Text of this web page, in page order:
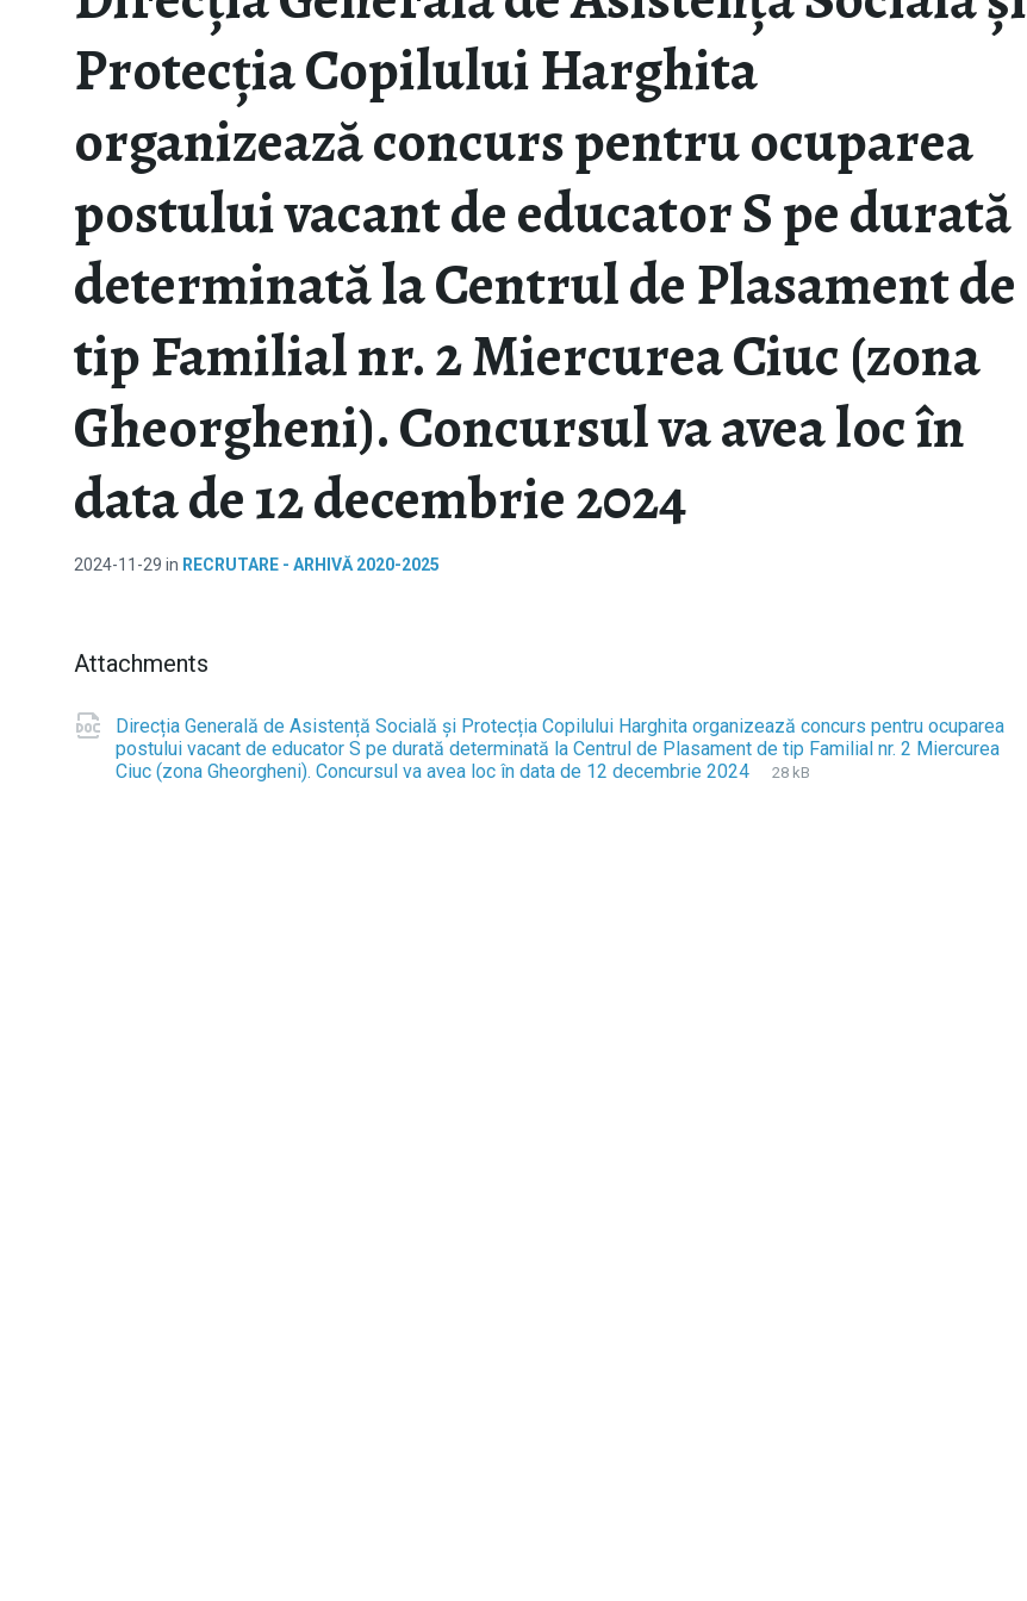
Protecția Copilului Harghita
organizează concurs pentru ocuparea
postului vacant de educator S pe durată
determinată la Centrul de Plasament de
tip Familial nr. 2 Miercurea Ciuc (zona
Gheorgheni). Concursul va avea loc în
data de 12 decembrie 2024
2024-11-29 in RECRUTARE - ARHIVĂ 2020-2025
Attachments
Direcția Generală de Asistență Socială și Protecția Copilului Harghita organizează concurs pentru ocuparea
postului vacant de educator S pe durată determinată la Centrul de Plasament de tip Familial nr. 2 Miercurea
Ciuc (zona Gheorgheni). Concursul va avea loc în data de 12 decembrie 2024
F
d
F
28 kB